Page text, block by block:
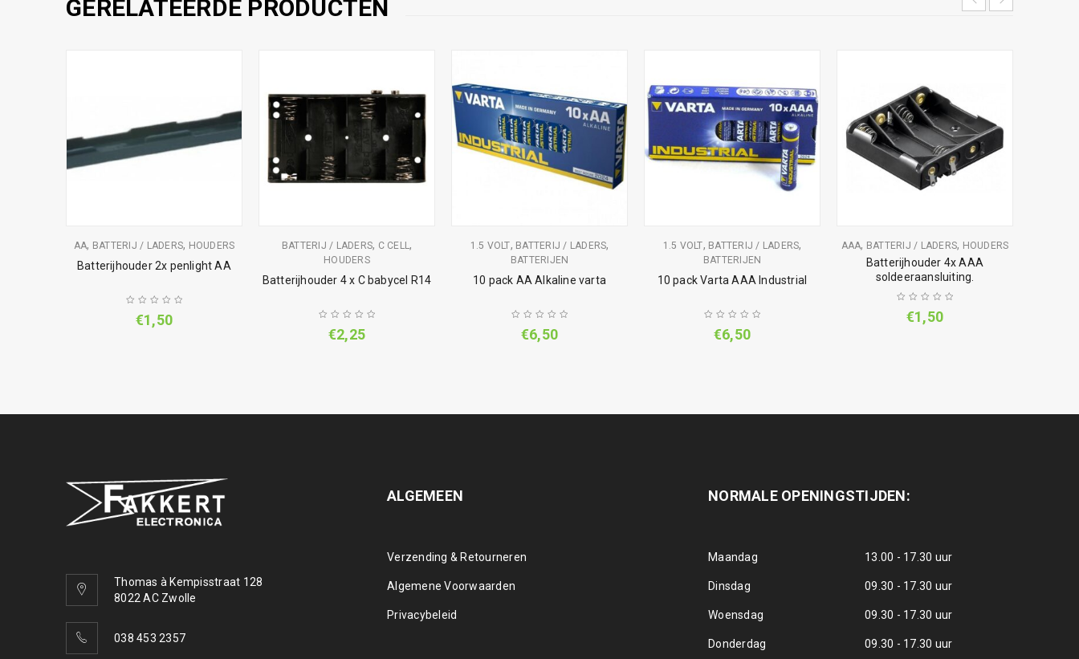
GERELATEERDE PRODUCTEN
AA, BATTERIJ / LADERS, HOUDERS
Batterijhouder 2x penlight AA
€1,50
BATTERIJ / LADERS, C CELL,
HOUDERS
Batterijhouder 4 x C babycel R14
€2,25
1.5 VOLT, BATTERIJ / LADERS,
BATTERIJEN
10 pack AA Alkaline varta
€6,50
1.5 VOLT, BATTERIJ / LADERS,
BATTERIJEN
10 pack Varta AAA Industrial
€6,50
AAA, BATTERIJ / LADERS, HOUDERS
Batterijhouder 4x AAA
soldeeraansluiting.
€1,50
Thomas à Kempisstraat 128
8022 AC Zwolle
038 453 2357
ALGEMEEN
Verzending & Retourneren
Algemene Voorwaarden
Privacybeleid
NORMALE OPENINGSTIJDEN:
Maandag 13.00 - 17.30 uur
Dinsdag 09.30 - 17.30 uur
Woensdag 09.30 - 17.30 uur
Donderdag 09.30 - 17.30 uur